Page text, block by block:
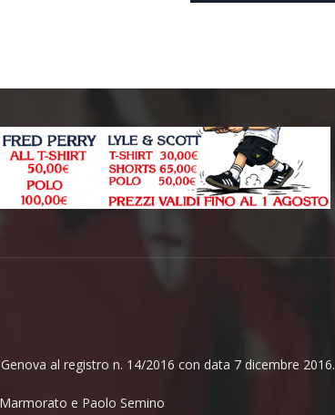
al registro n. 14/2016 con data 7 dicembre 2016.
e Paolo Semino